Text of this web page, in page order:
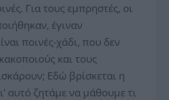
Για τους εμπρηστές, οι
έγιναν
ποινές-χάδι, που δεν
και τους
Εδώ βρίσκεται η
αυτό ζητάμε να μάθουμε τι